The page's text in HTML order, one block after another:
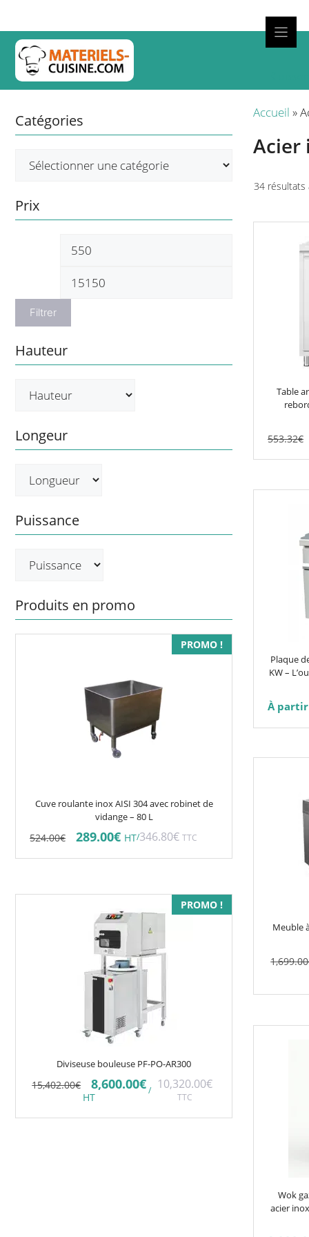
contenu
Accueil »
Acier
34 résultats
Table
553.32€
Plaque
KW –
À
plusieurs
variations.
choisies
page
Meuble
1,699.00
Wok
acier
Catégories
Prix
Prix
Filtrer
Hauteur
Longeur
Puissance
Produits en promo
PROMO !
Cuve roulante inox AISI 304 avec robinet de
vidange – 80 L
524.00€ Le
prix
initial
289.00€Le
prix
actuel
HT/346.80€ TTC
PROMO !
Diviseuse bouleuse PF-PO-AR300
15,402.00€ Le
prix
initial
était :
8,600.00€Le
prix
actuel
est :
HT
/ 10,320.00€
TTC